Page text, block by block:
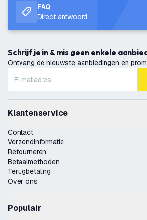
FAQ
Direct antwoord
Schrijf je in & mis geen enkele
Ontvang de nieuwste aanbiedingen en
Klantenservice
Contact
Verzendinformatie
Retourneren
Betaalmethoden
Terugbetaling
Over ons
Populair